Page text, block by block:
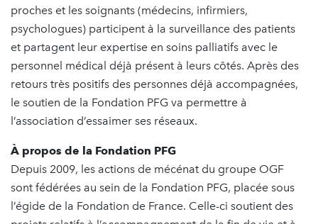
proches et les soignants (médecins, infirmiers,
psychologues) participent à la surveillance des patients
et partagent leur expertise en soins palliatifs avec le
personnel médical déjà présent à leurs côtés. Après des
retours très positifs des personnes déjà accompagnées,
le soutien de la Fondation PFG va permettre à
l’association d’essaimer ses réseaux.
À propos de la Fondation PFG
Depuis 2009, les actions de mécénat du groupe OGF
sont fédérées au sein de la Fondation PFG, placée sous
l’égide de la Fondation de France. Celle-ci soutient des